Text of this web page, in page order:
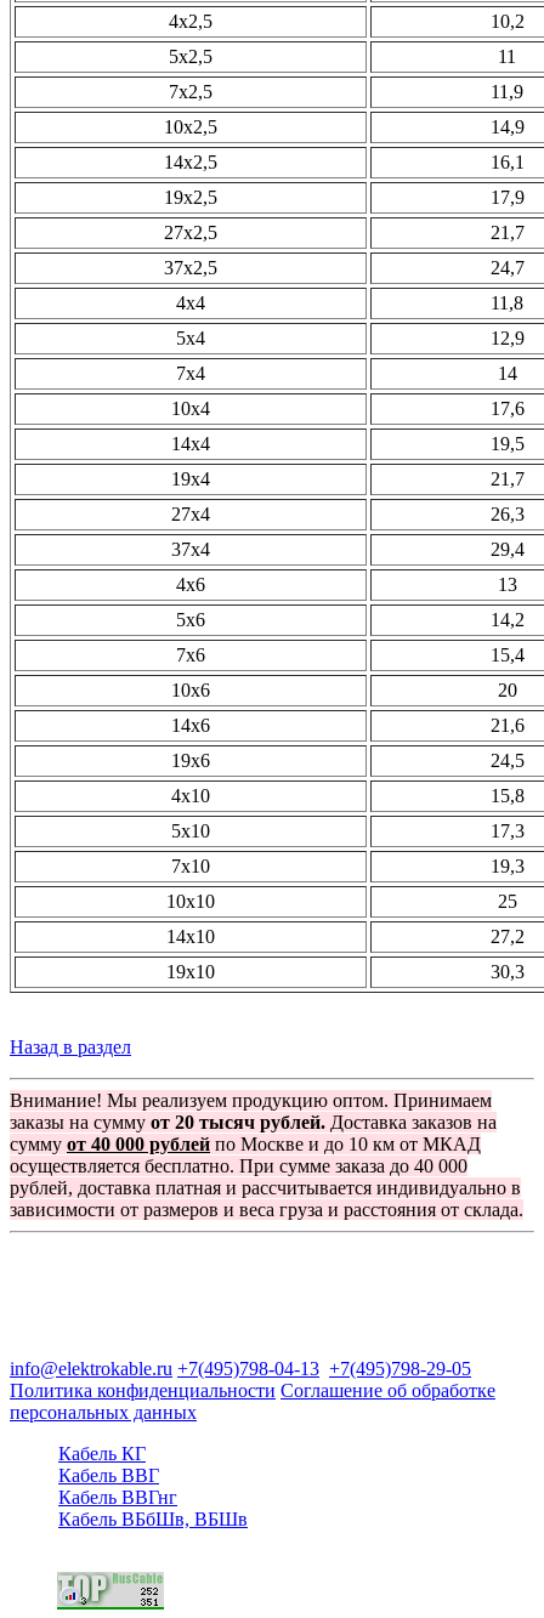
4х2,5
10,2
5х2,5
11
7х2,5
11,9
10х2,5
14,9
14х2,5
16,1
19х2,5
17,9
27х2,5
21,7
37х2,5
24,7
4х4
11,8
5х4
12,9
7х4
14
10х4
17,6
14х4
19,5
19х4
21,7
27х4
26,3
37х4
29,4
4х6
13
5х6
14,2
7х6
15,4
10х6
20
14х6
21,6
19х6
24,5
4х10
15,8
5х10
17,3
7х10
19,3
10х10
25
14х10
27,2
19х10
30,3
Назад в раздел
Внимание! Мы реализуем продукцию оптом. Принимаем
заказы на сумму от 20 тысяч рублей. Доставка заказов на
сумму от 40 000 рублей по Москве и до 10 км от МКАД
осуществляется бесплатно. При сумме заказа до 40 000
рублей, доставка платная и рассчитывается индивидуально в
зависимости от размеров и веса груза и расстояния от склада.
info@elektrokable.ru +7(495)798-04-13 +7(495)798-29-05
Политика конфиденциальности Соглашение об обработке
персональных данных
Кабель КГ
Кабель ВВГ
Кабель ВВГнг
Кабель ВБбШв, ВБШв